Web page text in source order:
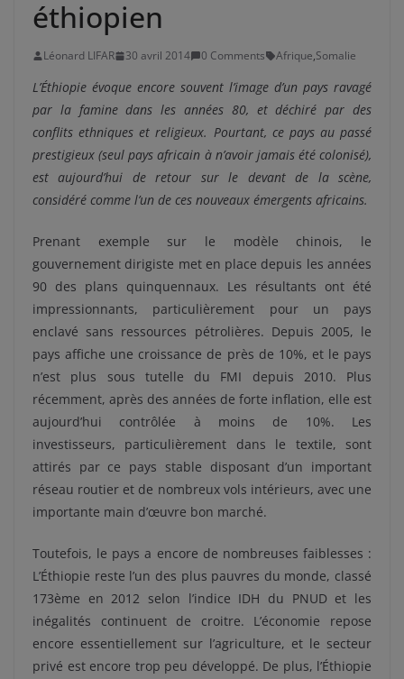
éthiopien
Léonard LIFAR 30 avril 2014 0 Comments Afrique,Somalie
L’Éthiopie évoque encore souvent l’image d’un pays ravagé
par la famine dans les années 80, et déchiré par des
conflits ethniques et religieux. Pourtant, ce pays au passé
prestigieux (seul pays africain à n’avoir jamais été colonisé),
est aujourd’hui de retour sur le devant de la scène,
considéré comme l’un de ces nouveaux émergents africains.
Prenant exemple sur le modèle chinois, le
gouvernement dirigiste met en place depuis les années
90 des plans quinquennaux. Les résultants ont été
impressionnants, particulièrement pour un pays
enclavé sans ressources pétrolières. Depuis 2005, le
pays affiche une croissance de près de 10%, et le pays
n’est plus sous tutelle du FMI depuis 2010. Plus
récemment, après des années de forte inflation, elle est
aujourd’hui contrôlée à moins de 10%. Les
investisseurs, particulièrement dans le textile, sont
attirés par ce pays stable disposant d’un important
réseau routier et de nombreux vols intérieurs, avec une
importante main d’œuvre bon marché.
Toutefois, le pays a encore de nombreuses faiblesses :
L’Éthiopie reste l’un des plus pauvres du monde, classé
173ème en 2012 selon l’indice IDH du PNUD et les
inégalités continuent de croitre. L’économie repose
encore essentiellement sur l’agriculture, et le secteur
privé est encore trop peu développé. De plus, l’Éthiopie